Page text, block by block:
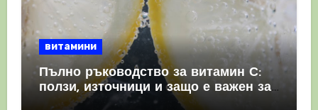
витамини
Пълно ръководство за витамин С:
ползи, източници и защо е важен за
имунната система